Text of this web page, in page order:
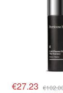
€27.23